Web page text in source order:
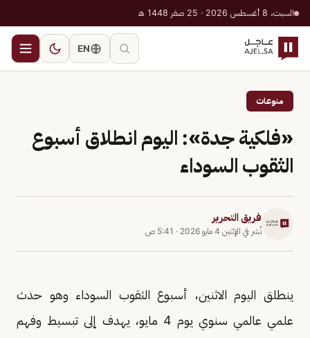
السبت، 8 أغسطس 2026 · 25 صفر 1448 هـ
EN
منوعات
«فلكية جدة»: اليوم انطلاق أسبوع
الثقوب السوداء
فريق التحرير
نُشر في الإثنين 4 مايو 2026 · 5:41 ص
ينطلق اليوم الاثنين، أسبوع الثقوب السوداء وهو حدث
علمي عالمي سنوي يوم 4 مايو، يهدف إلى تبسيط وفهم